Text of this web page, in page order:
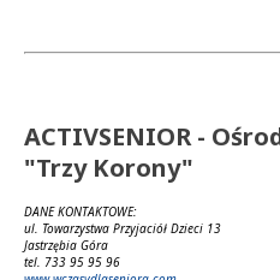
ACTIVSENIOR -
"Trzy Korony"
DANE KONTAKTOWE:
ul. Towarzystwa Przyjaciół Dzieci 13
Jastrzębia Góra
tel. 733 95 95 96